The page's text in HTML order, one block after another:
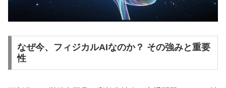
なぜ今、フィジカルAIなのか？ その強みと重要
性